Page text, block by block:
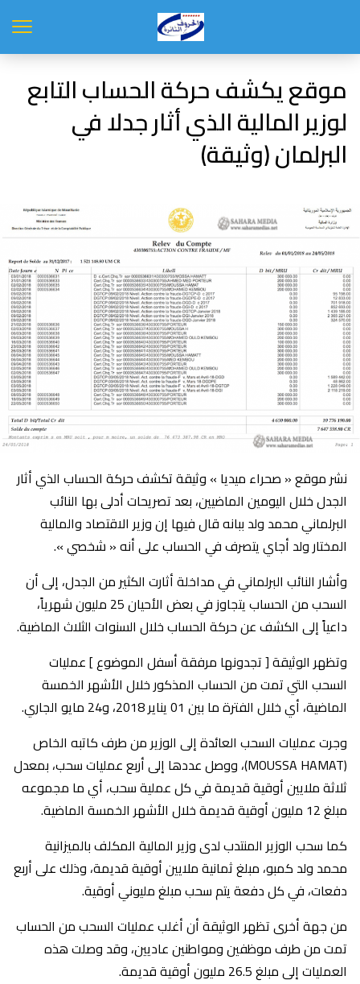
موقع يكشف حركة الحساب التابع
لوزير المالية الذي أثار جدلا في
البرلمان (وثيقة)
نشر موقع « صحراء ميديا » وثيقة تكشف حركة الحساب الذي أثار
الجدل خلال اليومين الماضيين، بعد تصريحات أدلى بها النائب
البرلماني محمد ولد ببانه قال فيها إن وزير الاقتصاد والمالية
المختار ولد أجاي يتصرف في الحساب على أنه « شخصي ».
وأشار النائب البرلماني في مداخلة أثارت الكثير من الجدل، إلى أن
السحب من الحساب يتجاوز في بعض الأحيان 25 مليون شهرياً،
داعياً إلى الكشف عن حركة الحساب خلال السنوات الثلاث الماضية.
وتظهر الوثيقة [ تجدونها مرفقة أسفل الموضوع ] عمليات
السحب التي تمت من الحساب المذكور خلال الأشهر الخمسة
الماضية، أي خلال الفترة ما بين 01 يناير 2018، و24 مايو الجاري.
وجرت عمليات السحب العائدة إلى الوزير من طرف كاتبه الخاص
(MOUSSA HAMAT)، ووصل عددها إلى أربع عمليات سحب، بمعدل
ثلاثة ملايين أوقية قديمة في كل عملية سحب، أي ما مجموعه
مبلغ 12 مليون أوقية قديمة خلال الأشهر الخمسة الماضية.
كما سحب الوزير المنتدب لدى وزير المالية المكلف بالميزانية
محمد ولد كمبو، مبلغ ثمانية ملايين أوقية قديمة، وذلك على أربع
دفعات، في كل دفعة يتم سحب مبلغ مليوني أوقية.
من جهة أخرى تظهر الوثيقة أن أغلب عمليات السحب من الحساب
تمت من طرف موظفين ومواطنين عاديين، وقد وصلت هذه
العمليات إلى مبلغ 26.5 مليون أوقية قديمة.